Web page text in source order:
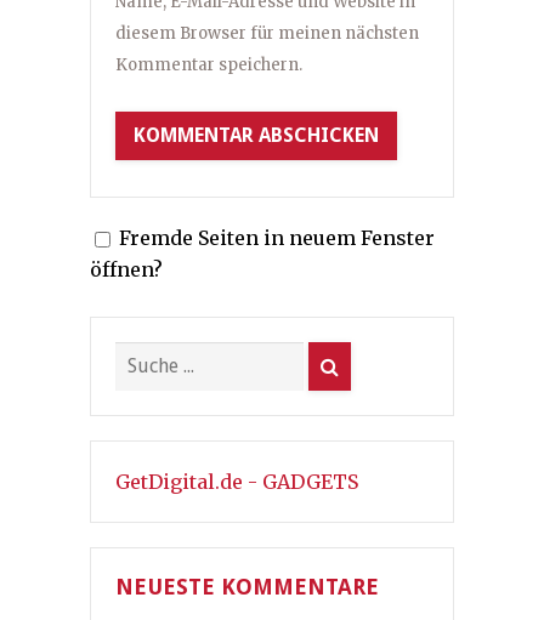
diesem Browser für meinen nächsten
Kommentar speichern.
Fremde Seiten in neuem Fenster
öffnen?
GetDigital.de - GADGETS
NEUESTE KOMMENTARE